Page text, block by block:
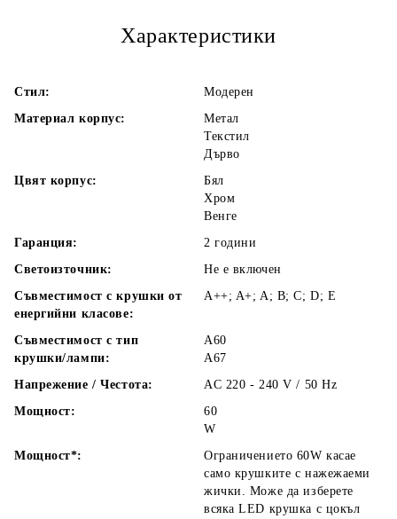
Характеристики
Стил:
Модерен
Материал корпус:
Метал
Текстил
Дърво
Цвят корпус:
Бял
Хром
Венге
Гаранция:
2 години
Светоизточник:
Не е включен
Съвместимост с крушки от
енергийни класове:
A++; A+; A; B; C; D; E
Съвместимост с тип
крушки/лампи:
А60
А67
Напрежение / Честота:
AC 220 - 240 V / 50 Hz
Мощност:
60
W
Мощност*:
Ограничението 60W касае
само крушките с нажежаеми
жички. Може да изберете
всяка LED крушка с цокъл